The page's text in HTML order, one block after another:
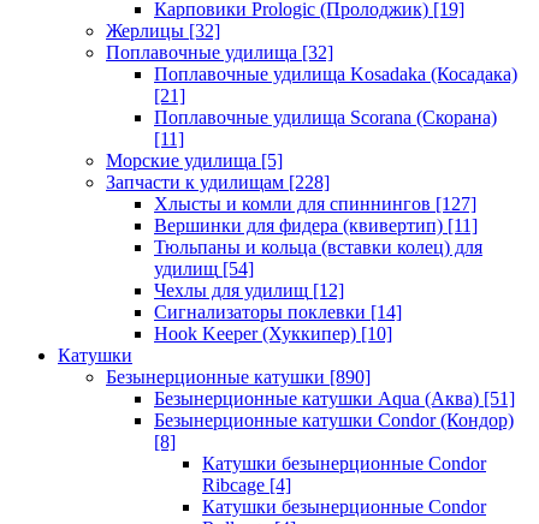
Карповики Prologic (Пролоджик) [19]
Жерлицы [32]
Поплавочные удилища [32]
Поплавочные удилища Kosadaka (Косадака)
[21]
Поплавочные удилища Scorana (Скорана)
[11]
Морские удилища [5]
Запчасти к удилищам [228]
Хлысты и комли для спиннингов [127]
Вершинки для фидера (квивертип) [11]
Тюльпаны и кольца (вставки колец) для
удилищ [54]
Чехлы для удилищ [12]
Сигнализаторы поклевки [14]
Hook Keeper (Хуккипер) [10]
Катушки
Безынерционные катушки [890]
Безынерционные катушки Aqua (Аква) [51]
Безынерционные катушки Condor (Кондор)
[8]
Катушки безынерционные Condor
Ribcage [4]
Катушки безынерционные Condor